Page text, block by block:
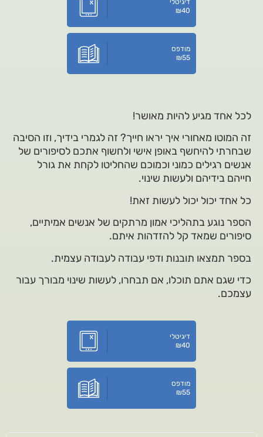
דיגיטלי
₪40
מודפס
₪55
לכל אחד מגיע להיות מאושר!
זה המוטו מאחורי איך יראו חייך? זה לגמרי בידיך, וזו הסיבה
שבחרתי להיחשף באופן אישי ולחשוף אתכם לסיפורים של
אנשים רגילים כמוני וכמוכם שהחליטו לקחת את גורל
חייהם בידיהם ולעשות שינוי.
כל אחד יכול יכול לעשות זאת!
הספר נוגע בתהליכי אמון מרתקים של אנשים אמיתיים,
סיפורים שמאד קל להזדהות איתם.
בספר תמצאו תובנות ודפי עבודה לעבודה עצמית.
כדי שגם אתם תוכלו, אם תבחרו, לעשות שינוי מבורך עבור
עצמכם.
דיגיטלי
₪40
מודפס
₪55